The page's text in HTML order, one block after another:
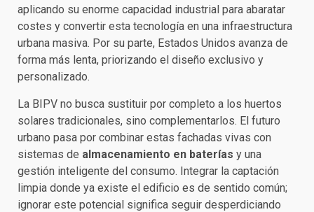
aplicando su enorme capacidad industrial para abaratar
costes y convertir esta tecnología en una infraestructura
urbana masiva. Por su parte, Estados Unidos avanza de
forma más lenta, priorizando el diseño exclusivo y
personalizado.
La BIPV no busca sustituir por completo a los huertos
solares tradicionales, sino complementarlos. El futuro
urbano pasa por combinar estas fachadas vivas con
sistemas de almacenamiento en baterías y una
gestión inteligente del consumo. Integrar la captación
limpia donde ya existe el edificio es de sentido común;
ignorar este potencial significa seguir desperdiciando